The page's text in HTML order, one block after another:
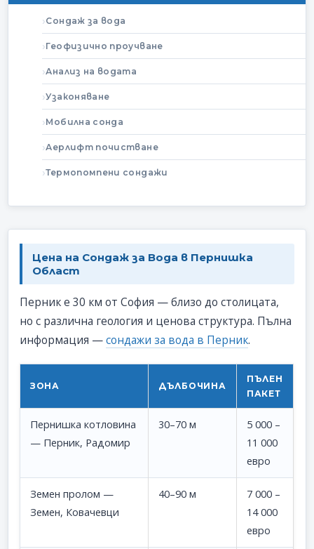
Цена на Сондаж за Вода в Пернишка
Област
Перник е 30 км от София — близо до столицата,
но с различна геология и ценова структура. Пълна
информация —сондажи за вода в Перник.
ЗОНА ДЪЛБОЧИНА
ПЪЛЕН
ПАКЕТ
Пернишка котловина
— Перник, Радомир
30–70 м
5 000 –
11 000
евро
Земен пролом —
Земен, Ковачевци
40–90 м
7 000 –
14 000
евро
Сондаж за вода
Геофизично проучване
Анализ на водата
Узаконяване
Мобилна сонда
Аерлифт почистване
Термопомпени сондажи